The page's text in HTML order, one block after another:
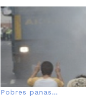
Pobres panas…